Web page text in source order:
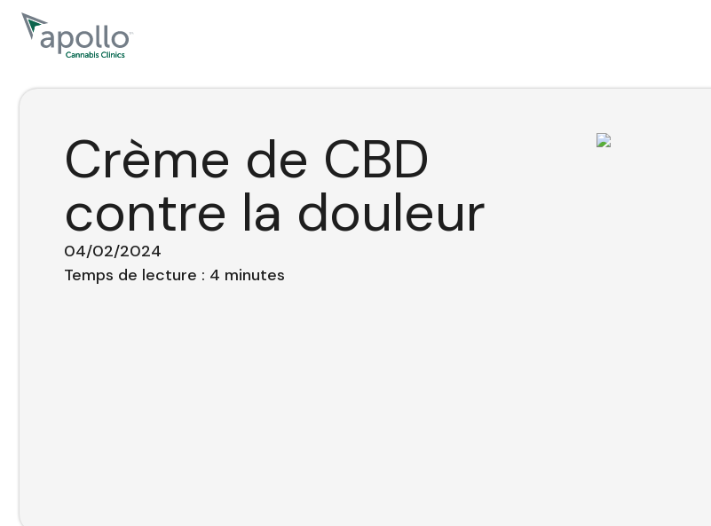
principal
Crème de CBD
contre la douleur
04/02/2024
Temps de lecture : 4 minutes